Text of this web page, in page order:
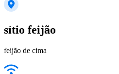
sítio feijão
feijão de cima